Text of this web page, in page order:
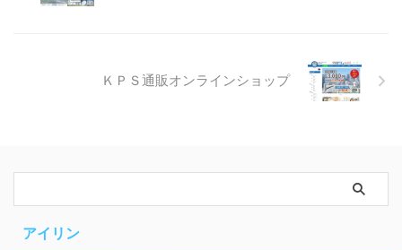
ＫＰＳ通販オンラインショップ
アイリン